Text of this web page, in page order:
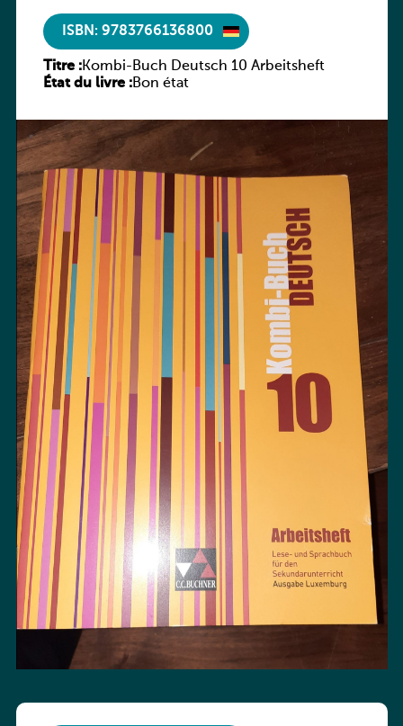
ISBN: 9783766136800
Titre :Kombi-Buch Deutsch 10 Arbeitsheft
État du livre :Bon état